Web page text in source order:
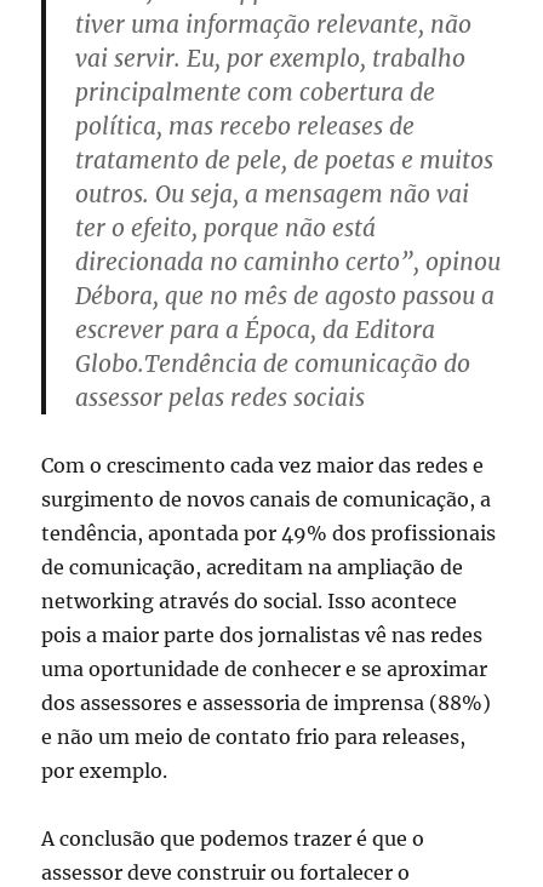
tiver uma informação relevante, não
vai servir. Eu, por exemplo, trabalho
principalmente com cobertura de
política, mas recebo releases de
tratamento de pele, de poetas e muitos
outros. Ou seja, a mensagem não vai
ter o efeito, porque não está
direcionada no caminho certo”, opinou
Débora, que no mês de agosto passou a
escrever para a Época, da Editora
Globo.Tendência de comunicação do
assessor pelas redes sociais
Com o crescimento cada vez maior das redes e
surgimento de novos canais de comunicação, a
tendência, apontada por 49% dos profissionais
de comunicação, acreditam na ampliação de
networking através do social. Isso acontece
pois a maior parte dos jornalistas vê nas redes
uma oportunidade de conhecer e se aproximar
dos assessores e assessoria de imprensa (88%)
e não um meio de contato frio para releases,
por exemplo.
A conclusão que podemos trazer é que o
assessor deve construir ou fortalecer o